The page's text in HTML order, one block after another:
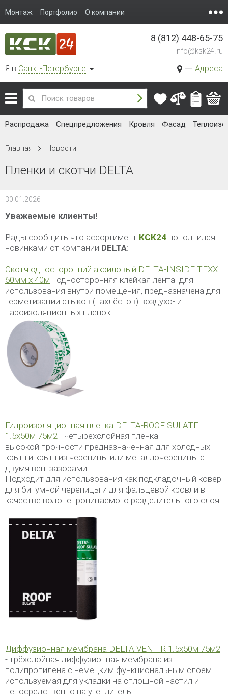
Монтаж Портфолио О компании
Я в Санкт-Петербурге Адреса
8 (812) 448-65-75
info@ksk24.ru
Распродажа Спецпредложения Кровля Фасад
Главная Новости
Пленки и скотчи DELTA
30.01.2026
Уважаемые клиенты!
Рады сообщить что ассортимент КСК24 пополнился
новинками от компании DELTA:
Скотч односторонний акриловый DELTA-INSIDE TEXX
60мм х 40м - односторонняя клейкая лента для
использования внутри помещения, предназначена для
герметизации стыков (нахлёстов) воздухо- и
пароизоляционных плёнок.
Гидроизоляционная пленка DELTA-ROOF SULATE
1.5х50м 75м2 - четырёхслойная плёнка
высокой прочности предназначенная для холодных
крыш и крыш из черепицы или металлочерепицы с
двумя вентзазорами.
Подходит для использования как подкладочный ковёр
для битумной черепицы и для фальцевой кровли в
качестве водонепроницаемого разделительного слоя.
Диффузионная мембрана DELTA VENT R 1.5х50м 75м2
- трёхслойная диффузионная мембрана из
полипропилена с немецким функциональным слоем
используемая для укладки на сплошной настил и
непосредственно на утеплитель.